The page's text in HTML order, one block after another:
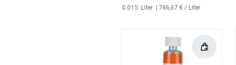
0.015 Liter | 786,67 € / Liter